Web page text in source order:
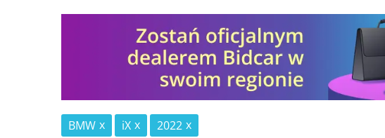
BMW iX 2022